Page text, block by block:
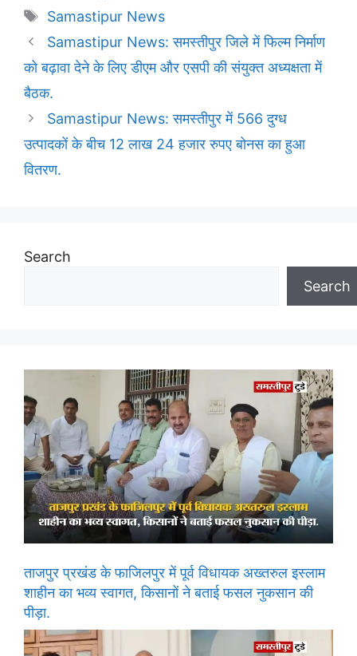
Tags
Samastipur News
Samastipur News: समस्तीपुर जिले में फिल्म निर्माण
को बढ़ावा देने के लिए डीएम और एसपी की संयुक्त अध्यक्षता में
बैठक.
Samastipur News: समस्तीपुर में 566 दुग्ध
उत्पादकों के बीच 12 लाख 24 हजार रुपए बोनस का हुआ
वितरण.
Search
Search
ताजपुर प्रखंड के फाजिलपुर में पूर्व विधायक अख्तरुल इस्लाम
शाहीन का भव्य स्वागत, किसानों ने बताई फसल नुकसान की
पीड़ा.